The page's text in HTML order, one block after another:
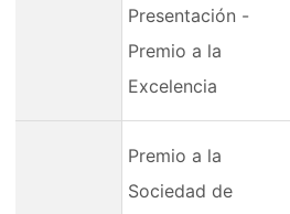
Presentación -
Premio a la
Excelencia
Premio a la
Sociedad de